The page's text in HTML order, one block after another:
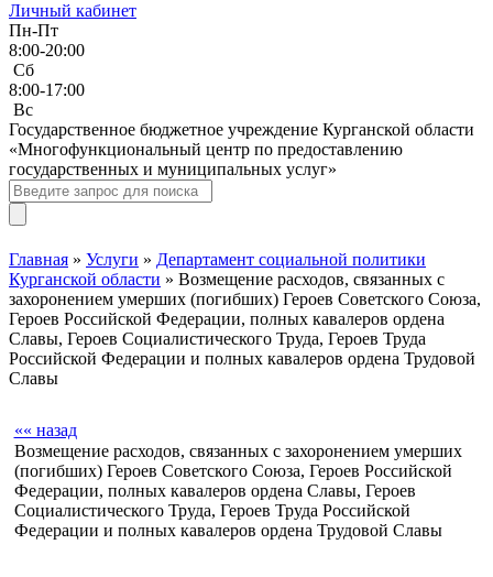
Личный кабинет
Пн-Пт
8:00-20:00
Сб
8:00-17:00
Bc
Государственное бюджетное учреждение Курганской области
«Многофункциональный центр по предоставлению
государственных и муниципальных услуг»
Главная » Услуги » Департамент социальной политики
Курганской области » Возмещение расходов, связанных с
захоронением умерших (погибших) Героев Советского Союза,
Героев Российской Федерации, полных кавалеров ордена
Славы, Героев Социалистического Труда, Героев Труда
Российской Федерации и полных кавалеров ордена Трудовой
Славы
«« назад
Возмещение расходов, связанных с захоронением умерших
(погибших) Героев Советского Союза, Героев Российской
Федерации, полных кавалеров ордена Славы, Героев
Социалистического Труда, Героев Труда Российской
Федерации и полных кавалеров ордена Трудовой Славы